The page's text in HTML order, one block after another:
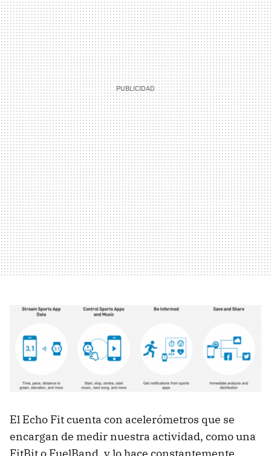
El Echo Fit cuenta con acelerómetros que se
encargan de medir nuestra actividad, como una
FitBit o FuelBand, y lo hace constantemente.